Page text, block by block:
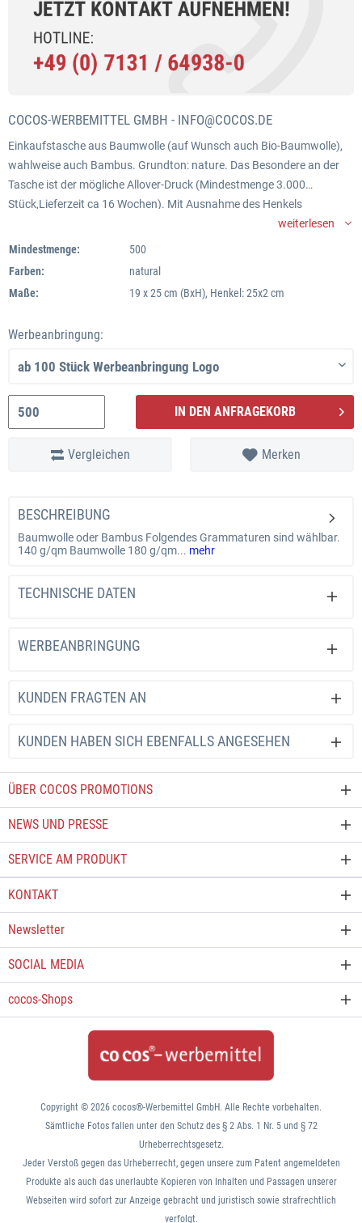
COCOS-WERBEMITTEL GMBH - INFO@COCOS.DE
Einkaufstasche aus Baumwolle (auf Wunsch auch Bio-Baumwolle),
wahlweise auch Bambus. Grundton: nature. Das Besondere an der
Tasche ist der mögliche Allover-Druck (Mindestmenge 3.000
Stück,Lieferzeit ca 16 Wochen). Mit Ausnahme des Henkels
bedrucken wir die ganze Fläche mit Ihrer Werbebotschaft. Es sind
mehrer Stärken (Grammaturen) erhältlich."Normaler" Druck ab 500
Maße: 19 x 25cm cm (BxH)
Farben: natural
Werbeanbringung: Allover im Siebdruck oder Digitaldruck,
Lieferzeit: Allover-Druck mit Seefracht: ca. 16 Wochen - Logodruck ab
250 Stück, ca 6 Wochen.
Stück bis maximal 4 Farben, Lieferzeit ca. 6 Wochen
Gründen möglich.
weiterlesen
Mindestmenge:
500
Farben:
natural
Maße:
19 x 25 cm (BxH), Henkel: 25x2 cm
Werbeanbringung:
IN DEN ANFRAGEKORB
Vergleichen Merken
BESCHREIBUNG
Baumwolle oder Bambus Folgendes Grammaturen sind wählbar.
140 g/qm Baumwolle 180 g/qm... mehr
TECHNISCHE DATEN
WERBEANBRINGUNG
KUNDEN FRAGTEN AN
KUNDEN HABEN SICH EBENFALLS ANGESEHEN
ÜBER COCOS PROMOTIONS
NEWS UND PRESSE
SERVICE AM PRODUKT
KONTAKT
Newsletter
SOCIAL MEDIA
cocos-Shops
Copyright © 2026 cocos®-Werbemittel GmbH. Alle Rechte vorbehalten.
Sämtliche Fotos fallen unter den Schutz des § 2 Abs. 1 Nr. 5 und § 72
Urheberrechtsgesetz.
Jeder Verstoß gegen das Urheberrecht, gegen unsere zum Patent angemeldeten
Produkte als auch das unerlaubte Kopieren von Inhalten und Passagen unserer
Webseiten wird sofort zur Anzeige gebracht und juristisch sowie strafrechtlich
verfolgt.